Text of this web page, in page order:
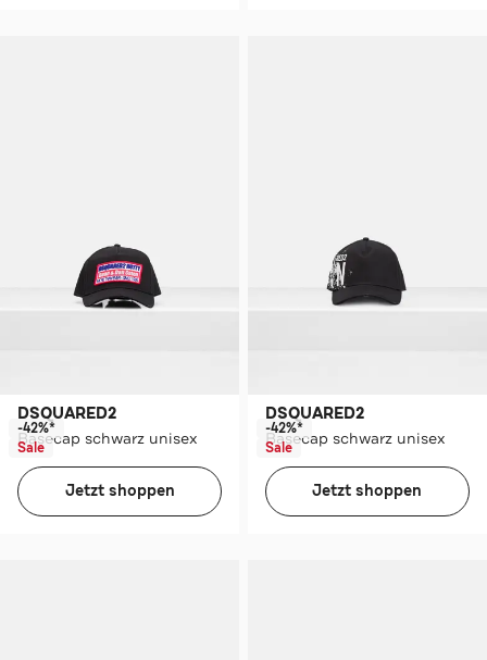
DSQUARED2
Basecap schwarz unisex
-42%*
Sale
Jetzt shoppen
DSQUARED2
Basecap schwarz unisex
-42%*
Sale
Jetzt shoppen